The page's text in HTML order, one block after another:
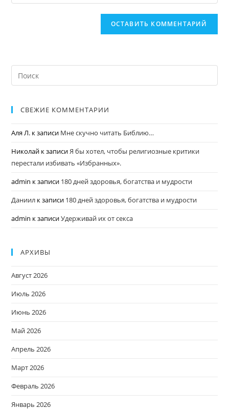
СВЕЖИЕ КОММЕНТАРИИ
Аля Л. к записи Мне скучно читать Библию…
Николай к записиЯ бы хотел, чтобы религиозные критики
перестали избивать «Избранных».
admin к записи 180 дней здоровья, богатства и мудрости
Даниил к записи 180 дней здоровья, богатства и мудрости
admin к записиУдерживай их от секса
АРХИВЫ
Август 2026
Июль 2026
Июнь 2026
Май 2026
Апрель 2026
Март 2026
Февраль 2026
Январь 2026